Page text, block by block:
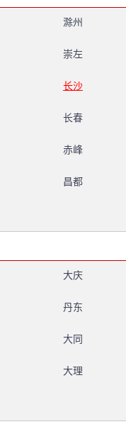
滁州
崇左
长沙
长春
赤峰
昌都
大庆
丹东
大同
大理